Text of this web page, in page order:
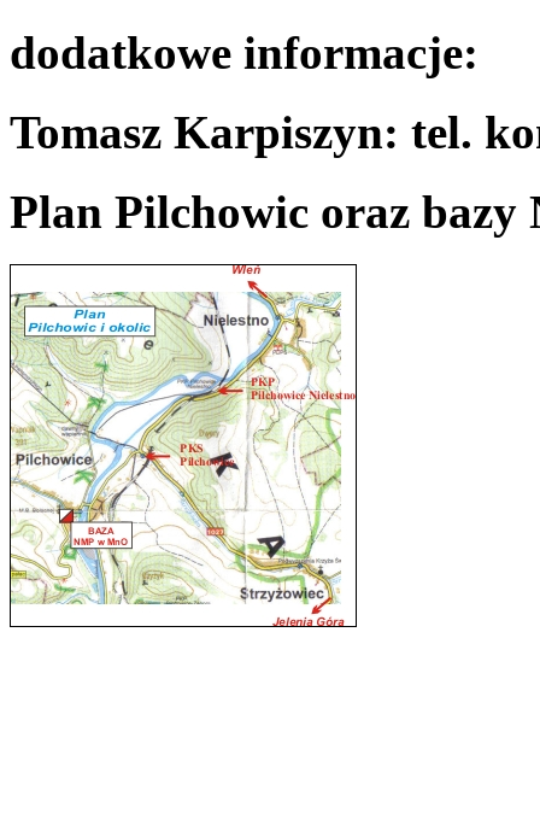
dodatkowe informacje:
Tomasz Karpiszyn: tel.
Plan Pilchowic oraz